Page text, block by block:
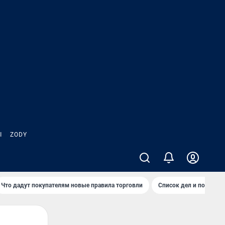
ZODY
Что дадут покупателям новые правила торговли Список дел и покупок